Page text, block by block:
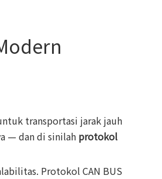
transportasi jarak jauh
— dan di sinilah protokol
Protokol CAN BUS